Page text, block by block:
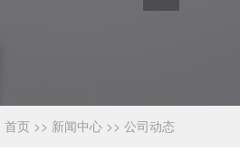
首页 >> 新闻中心 >> 公司动态